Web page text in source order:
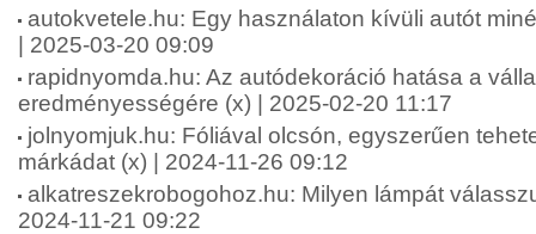
autokvetele.hu: Egy használaton kívüli autót
| 2025-03-20 09:09
rapidnyomda.hu: Az autódekoráció hatása a
eredményességére (x) | 2025-02-20 11:17
jolnyomjuk.hu: Fóliával olcsón, egyszerűen
márkádat (x) | 2024-11-26 09:12
alkatreszekrobogohoz.hu: Milyen lámpát
2024-11-21 09:22